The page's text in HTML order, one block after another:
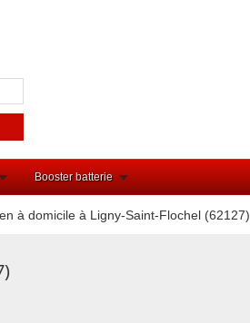
Booster batterie
à domicile à Ligny-Saint-Flochel (62127)